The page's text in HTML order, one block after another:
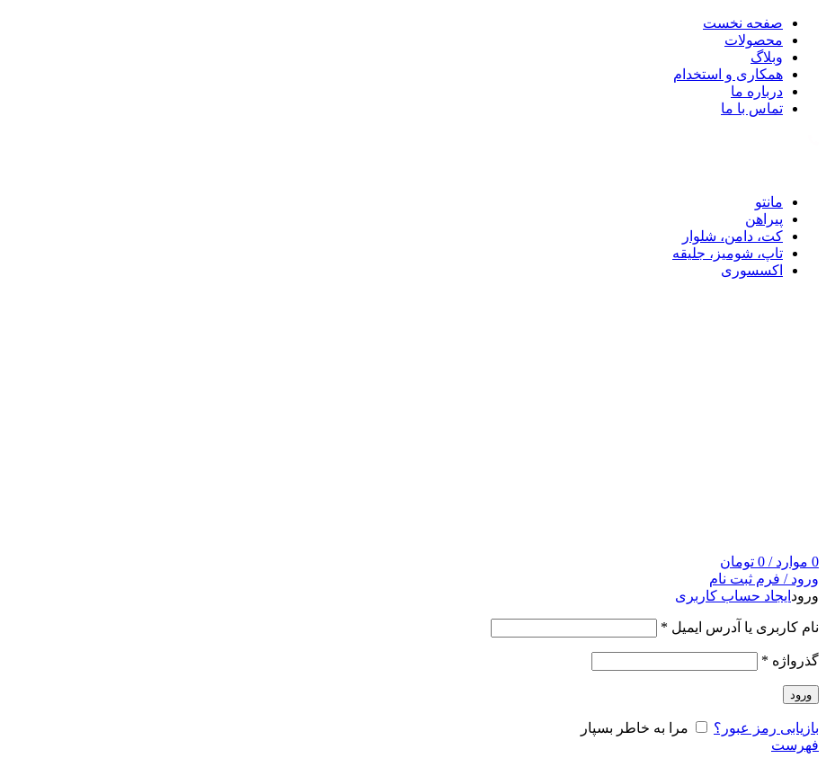
صفحه نخست
محصولات
وبلاگ
همکاری و استخدام
درباره ما
تماس با ما
مانتو
پیراهن
کت، دامن، شلوار
تاپ، شومیز، جلیقه
اکسسوری
0 موارد /
0 تومان
ورود / فرم ثبت نام
ورود ایجاد حساب کاربری
نام کاربری یا آدرس ایمیل *
گذرواژه *
ورود
بازیابی رمز عبور؟
مرا به خاطر بسپار
فهرست